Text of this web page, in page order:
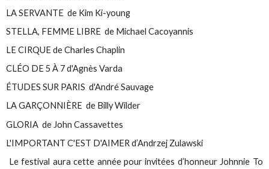
LA SERVANTE de Kim Ki-young
STELLA, FEMME LIBRE de Michael Cacoyannis
LE CIRQUE de Charles Chaplin
CLÉO DE 5 À 7 d'Agnès Varda
ÉTUDES SUR PARIS d'André Sauvage
LA GARÇONNIÈRE de Billy Wilder
GLORIA de John Cassavettes
L'IMPORTANT C'EST D'AIMER d’Andrzej Zulawski
Le festival aura cette année pour invitées d’honneur Johnnie To